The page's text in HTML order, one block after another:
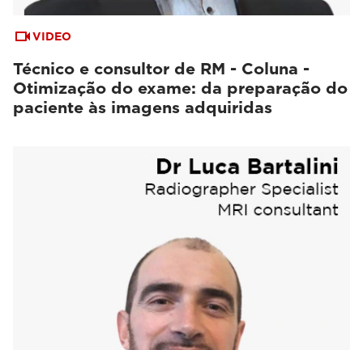
VIDEO
Técnico e consultor de RM - Coluna -
Otimização do exame: da preparação do
paciente às imagens adquiridas